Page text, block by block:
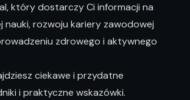
który dostarczy Ci informacji na
rozwoju kariery zawodowej
zdrowego i aktywnego
ciekawe i przydatne
i praktyczne wskazówki.